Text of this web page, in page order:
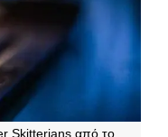
Skitterians από το